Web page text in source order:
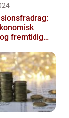
fremtidig